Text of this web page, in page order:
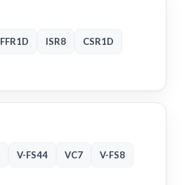
FFR1D ISR8 CSR1D
V-FS44 VC7 V-FS8